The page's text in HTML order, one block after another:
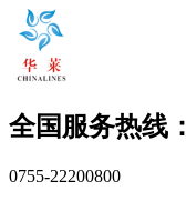
全国服务热线：
0755-22200800